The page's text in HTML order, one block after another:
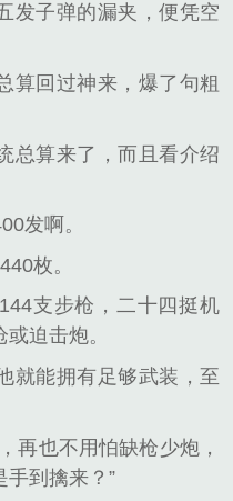
发子弹的漏夹，便凭空
算回过神来，爆了句粗
总算来了，而且看介绍
发啊。
枚。
支步枪，二十四挺机
迫击炮。
就能拥有足够武装，至
再也不用怕缺枪少炮，
到擒来？”